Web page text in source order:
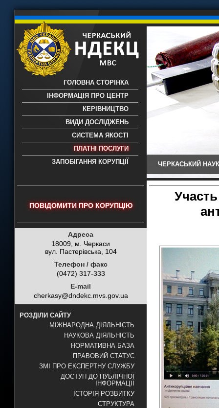
науково-дослідний експертно-
- проведення всих видів судових
експертиз
ГОЛОВНА СТОРІНКА
ІНФОРМАЦІЯ ПРО ЦЕНТР
КЕРІВНИЦТВО
ВИДИ ДОСЛІДЖЕНЬ
СИСТЕМА ЯКОСТІ
ПЛАТНІ ПОСЛУГИ
ЗАПОБІГАННЯ КОРУПЦІЇ
ЧЕРКАСЬКИЙ
ПОВІДОМИТИ ПРО КОРУПЦІЮ
Адреса
18009, м. Черкаси
вул. Пастерівська, 104
Телефон / факс
(0472) 317-333
E-mail
cherkasy@dndekc.mvs.gov.ua
РОЗДІЛИ САЙТУ
МІЖНАРОДНА ДІЯЛЬНІСТЬ
НАУКОВА ДІЯЛЬНІСТЬ
НОРМАТИВНА БАЗА
ПРАВОВИЙ СТАТУС
ЗМІ ПРО ЕКСПЕРТНУ СЛУЖБУ
ДОСТУП ДО ПУБЛІЧНОЇ
ІНФОРМАЦІЇ
ІСТОРІЯ РОЗВИТКУ
СТРУКТУРА